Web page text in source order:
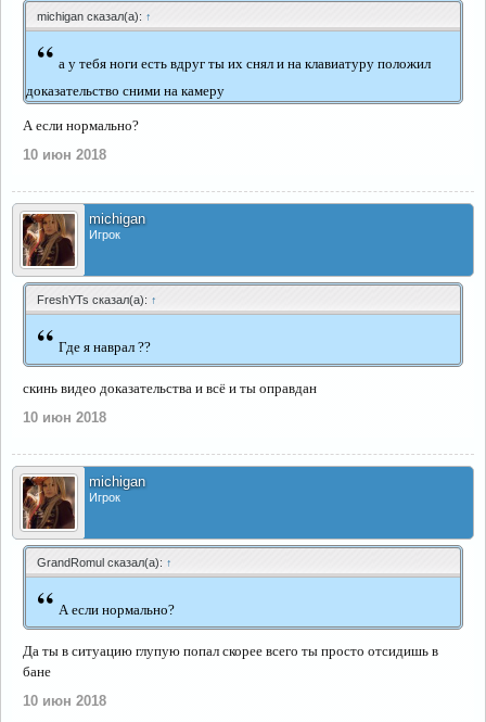
michigan сказал(а): ↑
“ а у тебя ноги есть вдруг ты их снял и на клавиатуру положил
доказательство сними на камеру
А если нормально?
10 июн 2018
michigan
Игрок
FreshYTs сказал(а): ↑
“ Где я наврал ??
скинь видео доказательства и всё и ты оправдан
10 июн 2018
michigan
Игрок
GrandRomul сказал(а): ↑
“ А если нормально?
Да ты в ситуацию глупую попал скорее всего ты просто отсидишь в
бане
10 июн 2018